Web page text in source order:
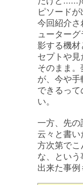
ピソード
今回紹介
ューター
影する機
セプトや
そのまま
が、今や
できるっ
い。
一方、先
云々と書
方次第で
な、とい
出来た事例